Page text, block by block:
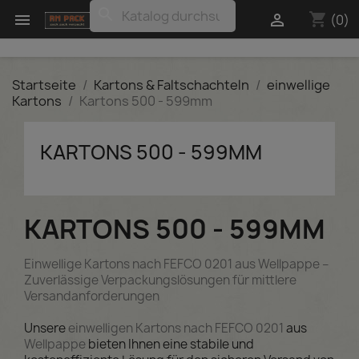
 shopping_cart (0)

Startseite Kartons & Faltschachteln
einwellige
Kartons
Kartons 500 - 599mm
KARTONS 500 - 599MM
KARTONS 500 - 599MM
Einwellige Kartons nach FEFCO 0201 aus Wellpappe –
Zuverlässige Verpackungslösungen für mittlere
Versandanforderungen
Unsereeinwelligen Kartons nach FEFCO 0201 aus
Wellpappebieten Ihnen eine stabile und